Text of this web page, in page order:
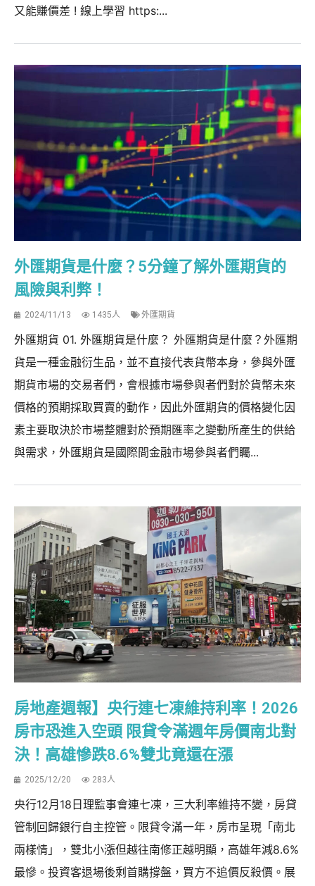
又能賺價差 ! 線上學習 https:...
外匯期貨是什麼？5分鐘了解外匯期貨的
風險與利弊！
2024/11/13 1435人 外匯期貨
外匯期貨 01. 外匯期貨是什麼？ 外匯期貨是什麼？外匯期
貨是一種金融衍生品，並不直接代表貨幣本身，參與外匯
期貨市場的交易者們，會根據市場參與者們對於貨幣未來
價格的預期採取買賣的動作，因此外匯期貨的價格變化因
素主要取決於市場整體對於預期匯率之變動所產生的供給
與需求，外匯期貨是國際間金融市場參與者們矚...
房地產週報】央行連七凍維持利率！2026
房市恐進入空頭 限貸令滿週年房價南北對
決！高雄慘跌8.6%雙北竟還在漲
2025/12/20 283人
央行12月18日理監事會連七凍，三大利率維持不變，房貸
管制回歸銀行自主控管。限貸令滿一年，房市呈現「南北
兩樣情」，雙北小漲但越往南修正越明顯，高雄年減8.6%
最慘。投資客退場後剩首購撐盤，買方不追價反殺價。展